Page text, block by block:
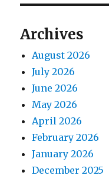
Archives
August 2026
July 2026
June 2026
May 2026
April 2026
February 2026
January 2026
December 2025